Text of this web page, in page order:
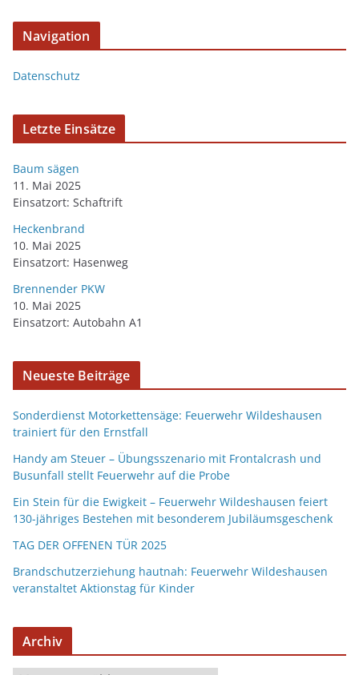
Navigation
Datenschutz
Letzte Einsätze
Baum sägen
11. Mai 2025
Einsatzort: Schaftrift
Heckenbrand
10. Mai 2025
Einsatzort: Hasenweg
Brennender PKW
10. Mai 2025
Einsatzort: Autobahn A1
Neueste Beiträge
Sonderdienst Motorkettensäge: Feuerwehr Wildeshausen
trainiert für den Ernstfall
Handy am Steuer – Übungsszenario mit Frontalcrash und
Busunfall stellt Feuerwehr auf die Probe
Ein Stein für die Ewigkeit – Feuerwehr Wildeshausen feiert
130-jähriges Bestehen mit besonderem Jubiläumsgeschenk
TAG DER OFFENEN TÜR 2025
Brandschutzerziehung hautnah: Feuerwehr Wildeshausen
veranstaltet Aktionstag für Kinder
Archiv